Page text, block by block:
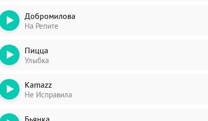
Добромилова
На Репите
Пицца
Улыбка
Kamazz
Не Исправила
Бьянка